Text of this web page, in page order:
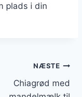
plads i din
NÆSTE
Chiagrød med